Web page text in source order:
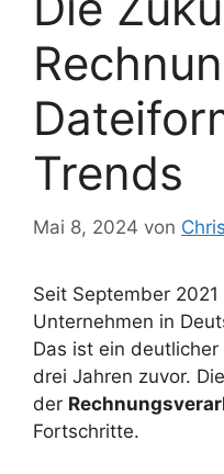
Trends
Mai 8, 2024 von
Seit September
Unternehmen in
Das ist ein
drei Jahren zuvor.
der
Fortschritte.